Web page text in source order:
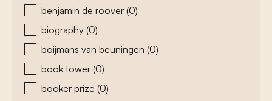
benjamin de roover (0)
biography (0)
boijmans van beuningen (0)
book tower (0)
booker prize (0)